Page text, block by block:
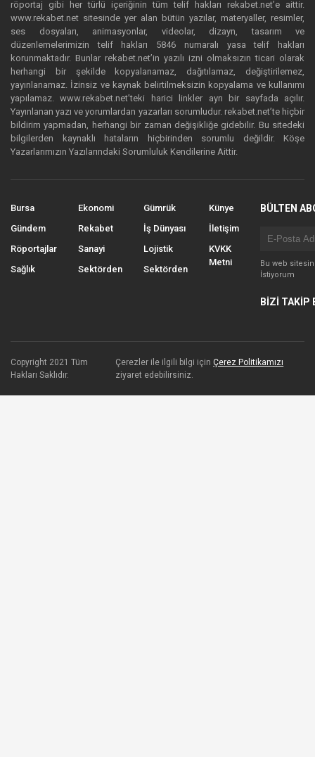
röportaj gibi her türlü içeriğinin tüm telif hakları rekabet.net’e aittir.
www.rekabet.net sitesinde yer alan bütün yazılar, materyaller, resimler,
ses dosyaları, animasyonlar, videolar, dizayn, tasarım ve
düzenlemelerimizin telif hakları 5846 numaralı yasa telif hakları
korunmaktadır. Bunlar rekabet.net’in yazılı izni olmaksızın ticari olarak
herhangi bir şekilde kopyalanamaz, dağıtılamaz, değiştirilemez,
yayınlanamaz. İzinsiz ve kaynak belirtilmeksizin kopyalama ve kullanımı
yapılamaz. www.rekabet.net’teki harici linkler ayrı bir sayfada açılır.
Yayınlanan yazı ve yorumlardan yazarları sorumludur. rekabet.net’te hiçbir
bildirim yapmadan, herhangi bir zaman değişikliğe gidebilir. Bu sitedeki
bilgilerden kaynaklı hataların hiçbirinden sorumlu değildir. Köşe
Yazarlarımızın Yazılarındaki Sorumluluk Kendilerine Aittir.
Bursa
Gündem
Röportajlar
Sağlık
Ekonomi
Rekabet
Sanayi
Sektörden
Gümrük
İş Dünyası
Lojistik
Sektörden
Künye
İletişim
KVKK
Metni
BÜLTEN
Bu web
İstiyorum
BİZİ TAKİP
Copyright 2021 Tüm
Hakları Saklıdır.
Çerezler ile ilgili bilgi içinÇerez Politikamızı
ziyaret edebilirsiniz.